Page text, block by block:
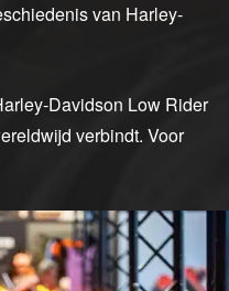
van Harley-
Davidson Low Rider
verbindt. Voor